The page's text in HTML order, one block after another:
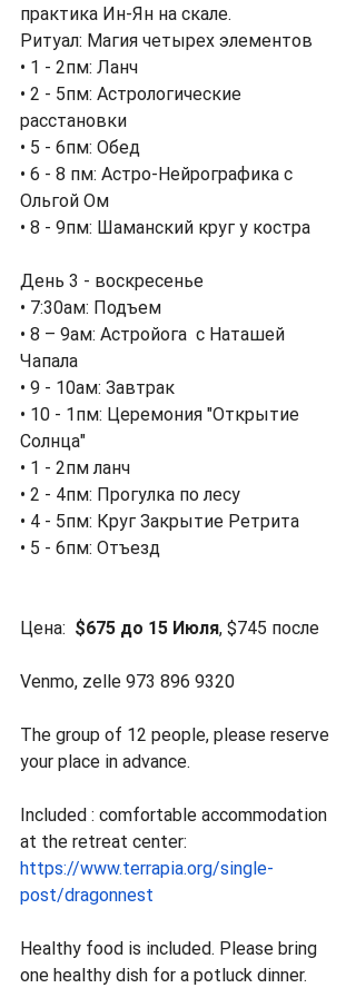
практика Ин-Ян на скале.
Ритуал: Магия четырех элементов
• 1 - 2пм: Ланч
• 2 - 5пм: Астрологические
расстановки
• 5 - 6пм: Обед
• 6 - 8 пм: Астро-Нейрографика с
Ольгой Ом
• 8 - 9пм: Шаманский круг у костра
День 3 - воскресенье
• 7:30ам: Подъем
• 8 – 9ам: Астройога  с Наташей
Чапала
• 9 - 10ам: Завтрак
• 10 - 1пм: Церемония "Открытие
Солнца"
• 1 - 2пм ланч
• 2 - 4пм: Прогулка по лесу
• 4 - 5пм: Круг Закрытие Ретрита
• 5 - 6пм: Отъезд
Цена: $675 до 15 Июля, $745 после
Venmo, zelle 973 896 9320
The group of 12 people, please reserve
your place in advance.
Included : comfortable accommodation
at the retreat center:
https://www.terrapia.org/single-
post/dragonnest
Healthy food is included. Please bring
one healthy dish for a potluck dinner.